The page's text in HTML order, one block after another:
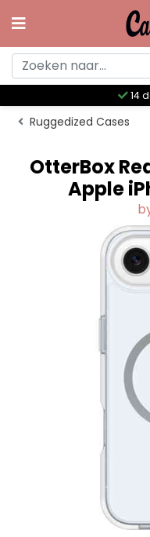
Meer
Ruggedized Cases
OtterBox
Apple